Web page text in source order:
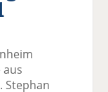
el
F
ac
e
tt
n k
Stephan